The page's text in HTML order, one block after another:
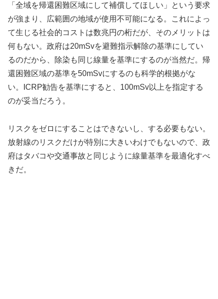
「全域を帰還困難区域にして補償してほしい」という要求
が強まり、広範囲の地域が使用不可能になる。これによっ
て生じる社会的コストは数兆円の桁だが、そのメリットは
何もない。政府は20mSvを避難指示解除の基準にしてい
るのだから、除染も同じ線量を基準にするのが当然だ。帰
還困難区域の基準を50mSvにするのも科学的根拠がな
い。ICRP勧告を基準にすると、100mSv以上を指定する
のが妥当だろう。
リスクをゼロにすることはできないし、する必要もない。
放射線のリスクだけが特別に大きいわけでもないので、政
府はタバコや交通事故と同じように線量基準を最適化すべ
きだ。